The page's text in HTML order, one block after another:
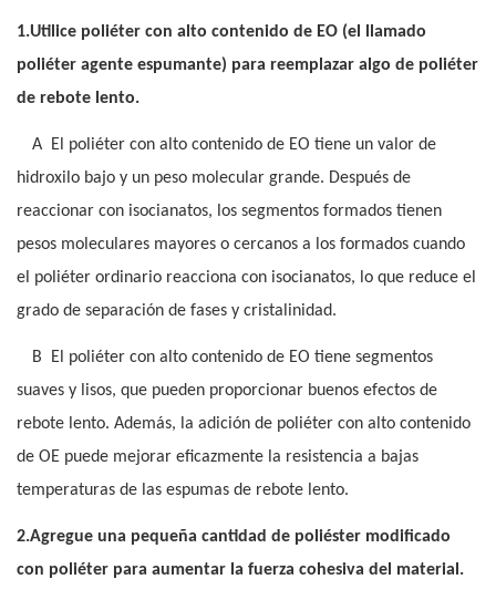
1.Utilice poliéter con alto contenido de EO (el llamado
poliéter agente espumante) para reemplazar algo de poliéter
de rebote lento.
A El poliéter con alto contenido de EO tiene un valor de
hidroxilo bajo y un peso molecular grande. Después de
reaccionar con isocianatos, los segmentos formados tienen
pesos moleculares mayores o cercanos a los formados cuando
el poliéter ordinario reacciona con isocianatos, lo que reduce el
grado de separación de fases y cristalinidad.
B
El poliéter con alto contenido de EO tiene segmentos
suaves y lisos, que pueden proporcionar buenos efectos de
rebote lento. Además, la adición de poliéter con alto contenido
de OE puede mejorar eficazmente la resistencia a bajas
temperaturas de las espumas de rebote lento.
2.Agregue una pequeña cantidad de poliéster modificado
con poliéter para aumentar la fuerza cohesiva del material.